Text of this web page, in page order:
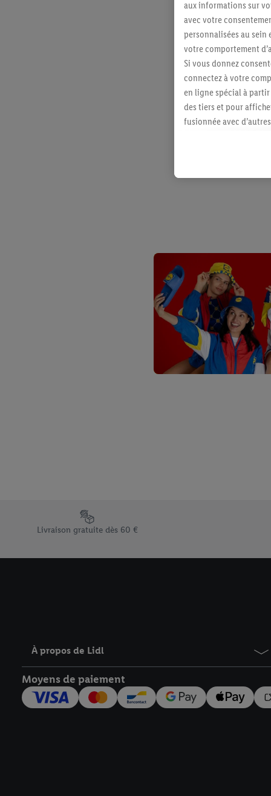
Élément du pied de page avec les différents arguments de
Livraison gratuite dès 60 €
À propos de Lidl
Moyens de paiement
aux informations sur
avec votre
personnalisées au sein
votre comportement
Si vous donnez
connectez à votre
en ligne spécial à
des tiers et pour
fusionnée avec
vous avez montré de
l’achat) peuvent
plusieurs services de
Sous « Personnaliser
En cliquant sur «
« Accepter », vous
informations sur la
avec effet pour l’avenir